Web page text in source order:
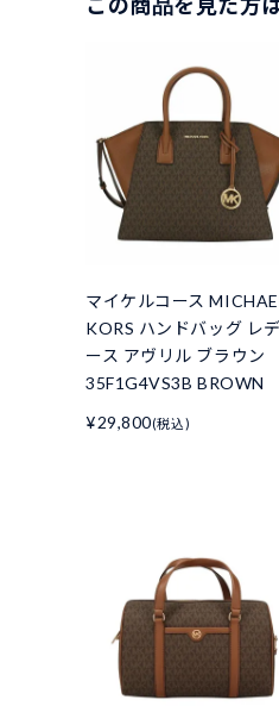
マイケルコース
KORS ハンドバッグ レ
ース アヴリル ブラウン
35F1G4VS3B BROWN
¥29,800(税込)